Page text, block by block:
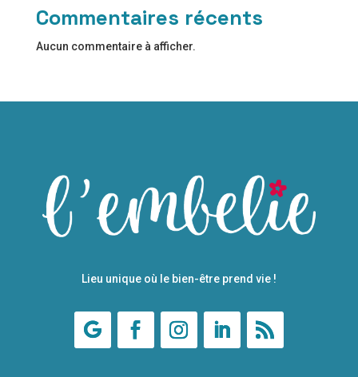
Commentaires récents
Aucun commentaire à afficher.
Lieu unique où le bien-être prend vie !